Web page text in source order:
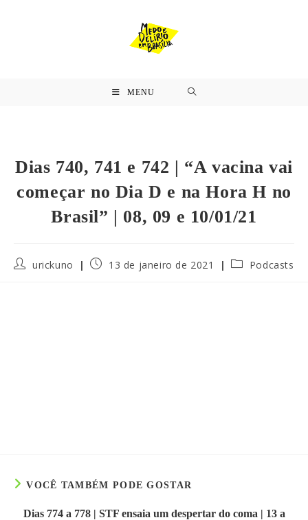
MENU
Dias 740, 741 e 742 | “A vacina vai
começar no Dia D e na Hora H no
Brasil” | 08, 09 e 10/01/21
urickuno 13 de janeiro de 2021 Podcasts
VOCÊ TAMBÉM PODE GOSTAR
Dias 774 a 778 | STF ensaia um despertar do coma | 13 a